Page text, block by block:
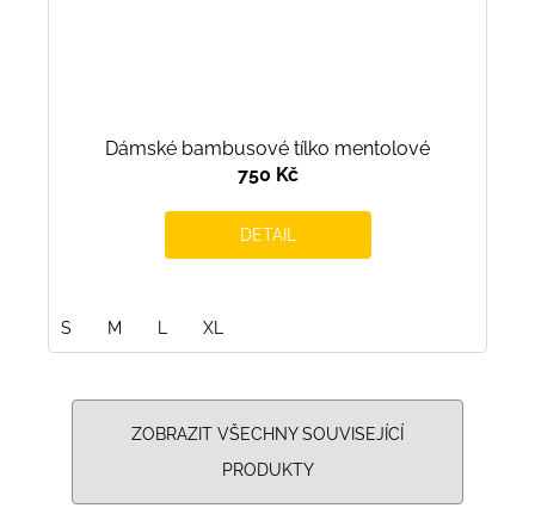
Dámské bambusové tílko mentolové
750 Kč
DETAIL
S M L XL
ZOBRAZIT VŠECHNY SOUVISEJÍCÍ
PRODUKTY